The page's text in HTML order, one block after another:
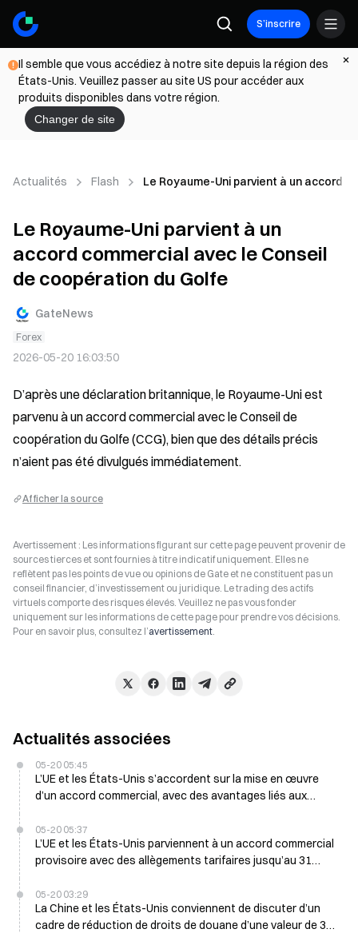
S’inscrire
Il semble que vous accédiez à notre site depuis la région des
États-Unis. Veuillez passer au site US pour accéder aux
produits disponibles dans votre région.
Changer de site
Actualités Flash Le Royaume-Uni parvient à un accord
Le Royaume-Uni parvient à un
accord commercial avec le Conseil
de coopération du Golfe
GateNews
Forex
2026-05-20 16:03:50
D’après une déclaration britannique, le Royaume-Uni est
parvenu à un accord commercial avec le Conseil de
coopération du Golfe (CCG), bien que des détails précis
n’aient pas été divulgués immédiatement.
Afficher la source
Avertissement : Les informations figurant sur cette page peuvent provenir de
sources tierces et sont fournies à titre indicatif uniquement. Elles ne
reflètent pas les points de vue ou opinions de Gate et ne constituent pas un
conseil financier, d’investissement ou juridique. Le trading des actifs
virtuels comporte des risques élevés. Veuillez ne pas vous fonder
uniquement sur les informations de cette page pour prendre vos décisions.
Pour en savoir plus, consultez l’avertissement.
Actualités associées
05-20 05:45
L’UE et les États-Unis s’accordent sur la mise en œuvre
d’un accord commercial, avec des avantages liés aux
05-20 05:37
L’UE et les États-Unis parviennent à un accord commercial
provisoire avec des allègements tarifaires jusqu’au 31
05-20 03:29
La Chine et les États-Unis conviennent de discuter d’un
cadre de réduction de droits de douane d’une valeur de 300